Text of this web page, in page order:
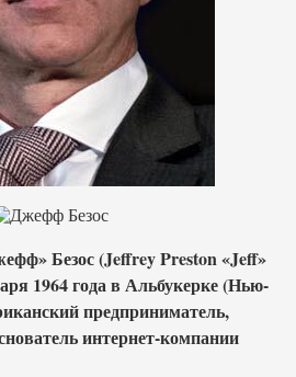
Безос (Jeffrey Preston «Jeff»
1964 года в Альбукерке (Нью-
предприниматель,
интернет-компании